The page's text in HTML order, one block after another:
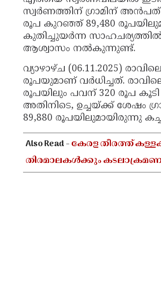
സ്വർണത്തിന് ഗ്രാമിന്
രൂപ കുറഞ്ഞ് 89,480
കുതിച്ചുയർന്ന
ആശ്വാസം നൽകുന്നുണ്ട്.
വ്യാഴാഴ്ച (06.11.2025)
രൂപയുമാണ് വർധിച്ചത്. രാവിലെ
രൂപയിലും പവന് 320 രൂപ കൂടി
അതിനിടെ, ഉച്ചയ്ക്ക് ശേഷം
89,880 രൂപയിലുമായിരുന്നു
Also Read -കേരള തീരത്ത്
തിരമാലകൾക്കും